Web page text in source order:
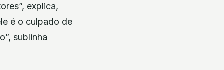
explica,
é o culpado de
sublinha